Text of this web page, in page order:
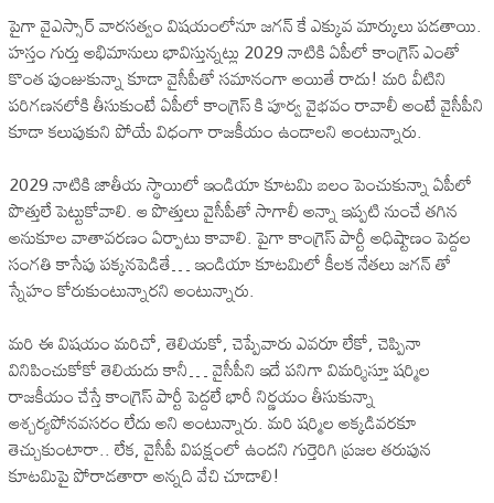
పైగా వైఎస్సార్ వారసత్వం విషయంలోనూ జగన్ కే ఎక్కువ మార్కులు పడతాయి.
హస్తం గుర్తు అభిమానులు భావిస్తున్నట్లు 2029 నాటికి ఏపీలో కాంగ్రెస్ ఎంతో
కొంత పుంజుకున్నా కూడా వైసీపీతో సమానంగా అయితే రాదు! మరి వీటిని
పరిగణనలోకి తీసుకుంటే ఏపీలో కాంగ్రెస్ కి పూర్వ వైభవం రావాలీ అంటే వైసీపీని
కూడా కలుపుకుని పోయే విధంగా రాజకీయం ఉండాలని అంటున్నారు.
2029 నాటికి జాతీయ స్థాయిలో ఇండియా కూటమి బలం పెంచుకున్నా ఏపీలో
పొత్తులే పెట్టుకోవాలి. ఆ పొత్తులు వైసీపీతో సాగాలీ అన్నా ఇప్పటి నుంచే తగిన
అనుకూల వాతావరణం ఏర్పాటు కావాలి. పైగా కాంగ్రెస్ పార్టీ అధిష్టాణం పెద్దల
సంగతి కాసేపు పక్కనపెడితే… ఇండియా కూటమిలో కీలక నేతలు జగన్ తో
స్నేహం కోరుకుంటున్నారని అంటున్నారు.
మరి ఈ విషయం మరిచో, తెలియకో, చెప్పేవారు ఎవరూ లేకో, చెప్పినా
వినిపించుకోకో తెలియదు కానీ… వైసీపీని ఇదే పనిగా విమర్శిస్తూ షర్మిల
రాజకీయం చేస్తే కాంగ్రెస్ పార్టీ పెద్దలే భారీ నిర్ణయం తీసుకున్నా
ఆశ్చర్యపోనవసరం లేదు అని అంటున్నారు. మరి షర్మిల అక్కడివరకూ
తెచ్చుకుంటారా.. లేక, వైసీపీ విపక్షంలో ఉందని గుర్తెరిగి ప్రజల తరుపున
కూటమిపై పోరాడతారా అన్నది వేచి చూడాలి!